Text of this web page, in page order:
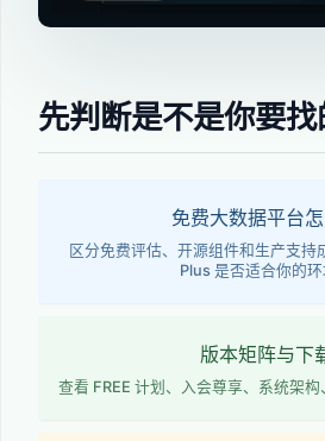
先判断是不是你要
免费大数据平台
区分免费评估、开源组件和生产支持
Plus 是否适合你的环
版本矩阵与下
查看 FREE 计划、入会尊享、系统架构